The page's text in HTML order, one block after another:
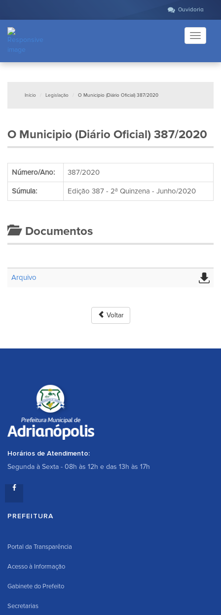
Ouvidoria
Toggle
Início Legislação O Municipio (Diário Oficial) 387/2020
O Municipio (Diário Oficial) 387/2020
Número/Ano: 387/2020
Súmula: Edição 387 - 2ª Quinzena - Junho/2020
Documentos
Arquivo
Voltar
Horários de Atendimento:
Segunda à Sexta - 08h às 12h e das 13h às 17h
PREFEITURA
Portal da Transparência
Acesso à Informação
Gabinete do Prefeito
Secretarias